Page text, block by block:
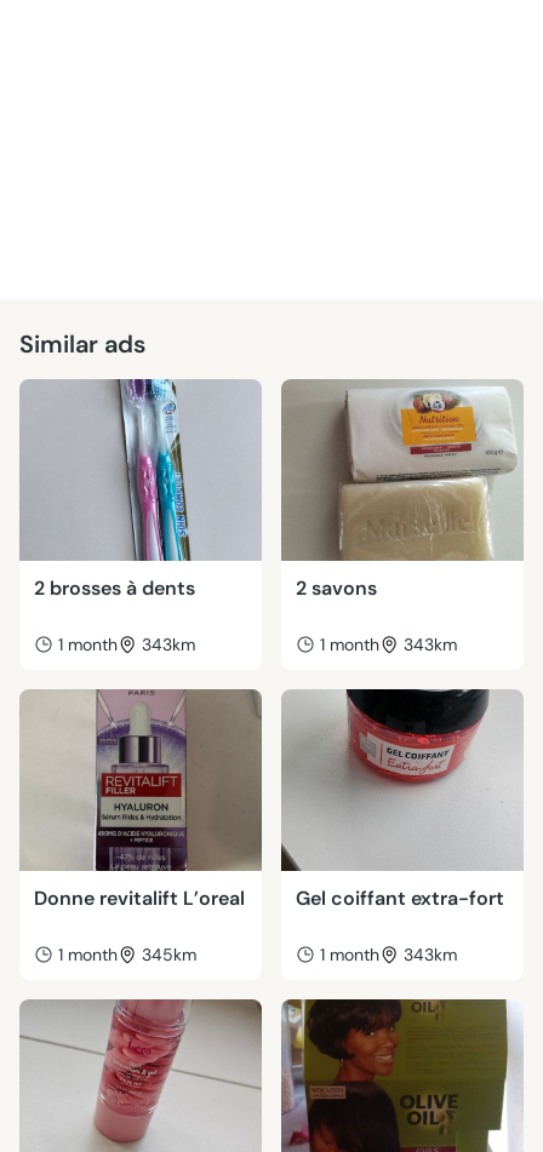
Similar ads
2 brosses à dents
1 month 343km
2 savons
1 month 343km
Donne revitalift L’oreal
1 month 345km
Gel coiffant extra-fort
1 month 343km